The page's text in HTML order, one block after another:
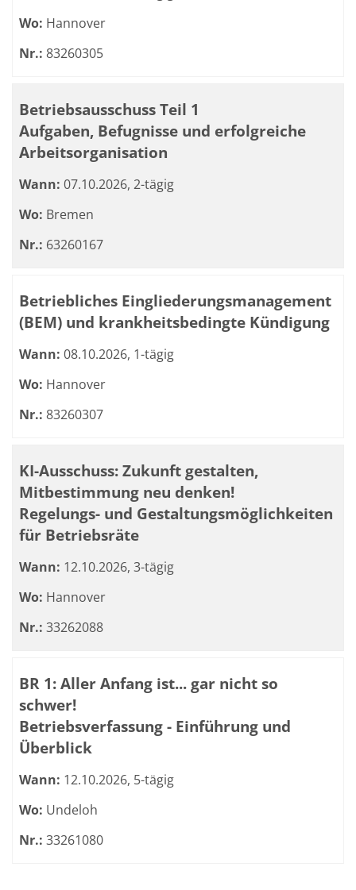
Wo: Hannover
Nr.: 83260305
Betriebsausschuss Teil 1
Aufgaben, Befugnisse und erfolgreiche
Arbeitsorganisation
Wann: 07.10.2026, 2-tägig
Wo: Bremen
Nr.: 63260167
Betriebliches Eingliederungsmanagement
(BEM) und krankheitsbedingte Kündigung
Wann: 08.10.2026, 1-tägig
Wo: Hannover
Nr.: 83260307
KI-Ausschuss: Zukunft gestalten,
Mitbestimmung neu denken!
Regelungs- und Gestaltungsmöglichkeiten
für Betriebsräte
Wann: 12.10.2026, 3-tägig
Wo: Hannover
Nr.: 33262088
BR 1: Aller Anfang ist... gar nicht so
schwer!
Betriebsverfassung - Einführung und
Überblick
Wann: 12.10.2026, 5-tägig
Wo: Undeloh
Nr.: 33261080